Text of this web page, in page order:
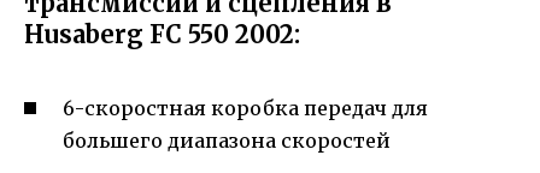
Husaberg FC 550 2002:
6-скоростная коробка передач для
большего диапазона скоростей